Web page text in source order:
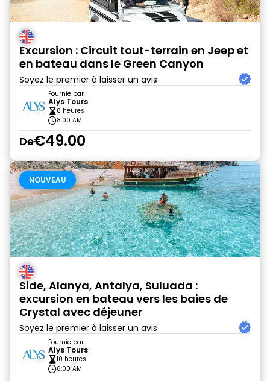
Excursion : Circuit tout-terrain en Jeep et
en bateau dans le Green Canyon
Soyez le premier à laisser un avis
Fournie par
Alys Tours
8 heures
8:00 AM
De€49.00
NOUVEAU
Side, Alanya, Antalya, Suluada :
excursion en bateau vers les baies de
Crystal avec déjeuner
Soyez le premier à laisser un avis
Fournie par
Alys Tours
10 heures
6:00 AM